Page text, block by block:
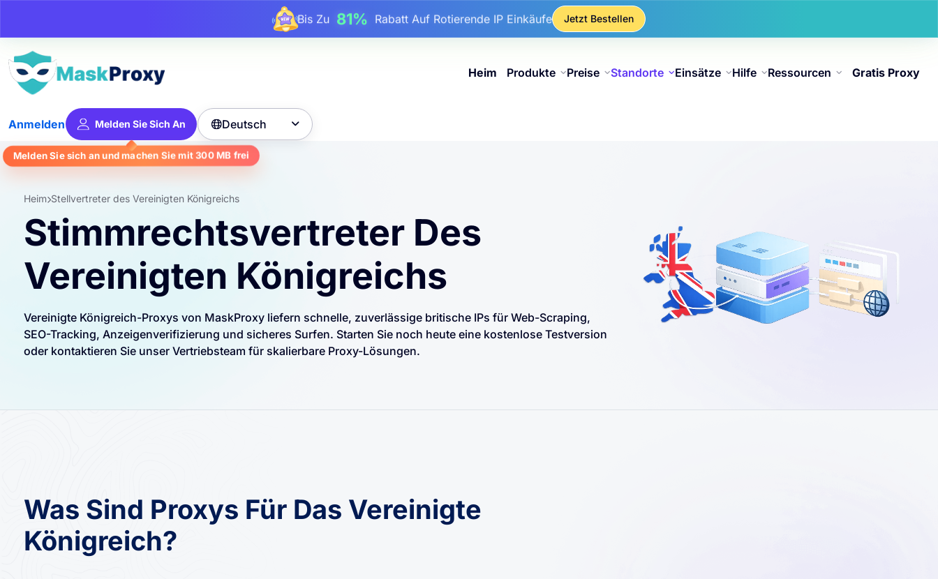
Bis Zu17%Bonusrabatt Auf Aufladungen
Bis Zu25%Rabatt Auf Statische IP-Käufe
Jetzt Bestellen
Heim Produkte Preise Standorte Einsätze Hilfe Ressourcen Gratis Proxy
Anmelden Melden Sie Sich An
Melden Sie sich an und machen Sie mit300 MB frei
Deutsch 
Heim Stellvertreter des Vereinigten Königreichs
Stimmrechtsvertreter Des
Vereinigten Königreichs
Vereinigte Königreich-Proxys von MaskProxy liefern schnelle, zuverlässige britische IPs für Web-Scraping,
SEO-Tracking, Anzeigenverifizierung und sicheres Surfen. Starten Sie noch heute eine kostenlose Testversion
oder kontaktieren Sie unser Vertriebsteam für skalierbare Proxy-Lösungen.
Was Sind Proxys Für Das Vereinigte
Königreich?